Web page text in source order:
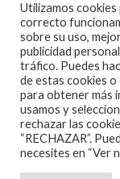
2007
Utilizamos
correcto
sobre su uso,
publicidad
tráfico. Puedes
de estas cookies o
para obtener más
usamos y
rechazar las
“RECHAZAR”.
necesites en “Ver